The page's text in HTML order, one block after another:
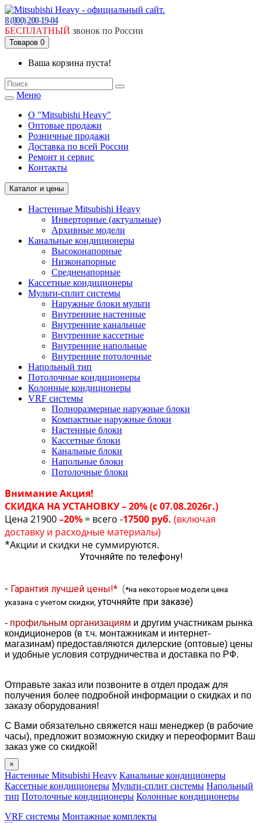
8 (800) 200-19-04
БЕСПЛАТНЫЙ звонок по России
Товаров 0
Ваша корзина пуста!
Меню
О "Mitsubishi Heavy"
Оптовые продажи
Розничные продажи
Доставка по всей России
Ремонт и сервис
Контакты
Каталог и цены
Настенные Mitsubishi Heavy
Инверторные (актуальные)
Архивные модели
Канальные кондиционеры
Высоконапорные
Низконапорные
Средненапорные
Кассетные кондиционеры
Мульти-сплит системы
Наружные блоки мульти
Внутренние настенные
Внутренние канальные
Внутренние кассетные
Внутренние напольные
Внутренние потолочные
Напольный тип
Потолочные кондиционеры
Колонные кондиционеры
VRF системы
Полноразмерные наружные блоки
Компактные наружные блоки
Настенные блоки
Кассетные блоки
Канальные блоки
Напольные блоки
Потолочные блоки
Внимание Акция!
СКИДКА НА УСТАНОВКУ – 20% (с 07.08.2026г.)
Цена 21900–20% = всего -17500 руб. (включая
доставку и расходные материалы)
*Акции и скидки не суммируются.
Уточняйте по телефону!
- Гарантия лучшей цены!* (*на некоторые модели цена
указана с учетом скидки, уточняйте при заказе)
- профильным организациям и другим участникам рынка
кондиционеров (в т.ч. монтажникам и интернет-
магазинам) предоставляются дилерские (оптовые) цены
и удобные условия сотрудничества и доставка по РФ.
Отправьте заказ или позвоните в отдел продаж для
получения более подробной информации о скидках и по
заказу оборудования!
С Вами обязательно свяжется наш менеджер (в рабочие
часы), предложит возможную скидку и переоформит Ваш
заказ уже со скидкой!
×
Настенные Mitsubishi Heavy Канальные кондиционеры
Кассетные кондиционеры Мульти-сплит системы Напольный
тип Потолочные кондиционеры Колонные кондиционеры
VRF системы Монтажные комплекты